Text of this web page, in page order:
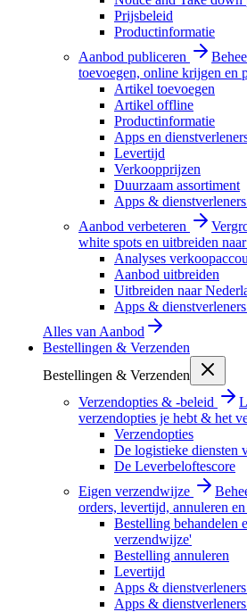
Prijsbeleid
Productinformatie
Aanbod publiceren
toevoegen, online krijgen en
Artikel toevoegen
Artikel offline
Productinformatie
Apps en
Levertijd
Verkoopprijzen
Duurzaam assortiment
Apps &
Aanbod verbeteren
white spots en uitbreiden
Analyses
Aanbod uitbreiden
Uitbreiden naar
Apps &
Alles van Aanbod
Bestellingen & Verzenden
Bestellingen & Verzenden
Verzendopties & -beleid
verzendopties je hebt & het
Verzendopties
De logistieke diensten
De Leverbeloftescore
Eigen verzendwijze
orders, levertijd, annuleren
Bestelling behandelen
verzendwijze'
Bestelling annuleren
Levertijd
Apps &
Apps &